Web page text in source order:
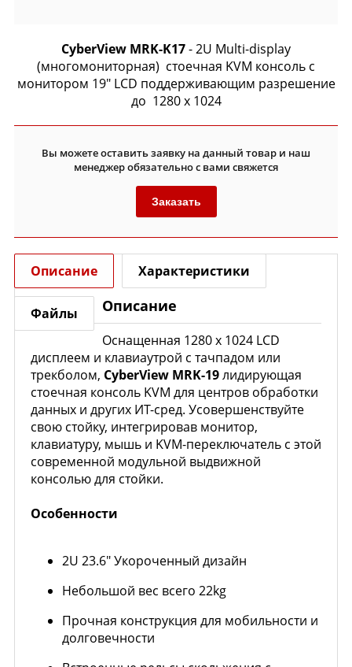
CyberView MRK-K17- 2U Multi-display
(многомониторная) стоечная KVM консоль с
монитором 19″ LCD поддерживающим разрешение
до 1280 x 1024
Вы можете оставить заявку на данный товар и наш
менеджер обязательно с вами свяжется
Заказать
Описание Характеристики
Файлы Описание
Оснащенная 1280 x 1024 LCD
дисплеем и клавиаутрой с тачпадом или
трекболом, CyberView MRK-19лидирующая
стоечная консоль KVM для центров обработки
данных и других ИТ-сред. Усовершенствуйте
свою стойку, интегрировав монитор,
клавиатуру, мышь и KVM-переключатель с этой
современной модульной выдвижной
консолью для стойки.
Особенности
2U 23.6" Укороченный дизайн
Небольшой вес всего 22kg
Прочная конструкция для мобильности и
долговечности